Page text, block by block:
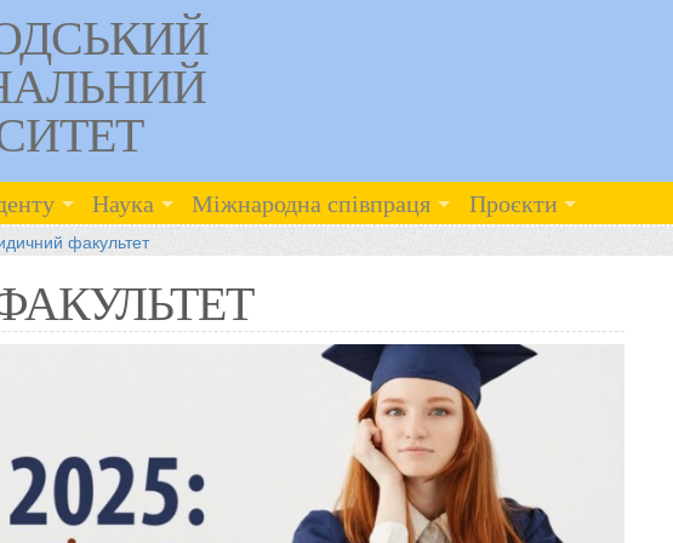
Наука Міжнародна співпраця Проєкти
факультет